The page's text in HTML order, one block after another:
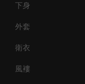
下身
外套
衛衣
風褸